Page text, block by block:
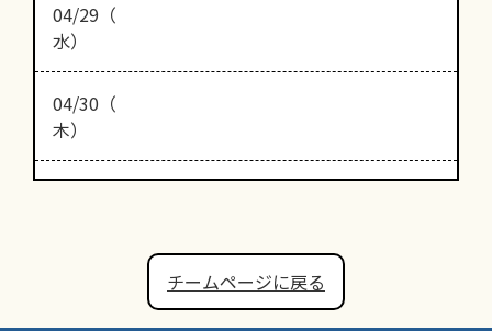
04/29（
水）
04/30（
木）
チームページに戻る